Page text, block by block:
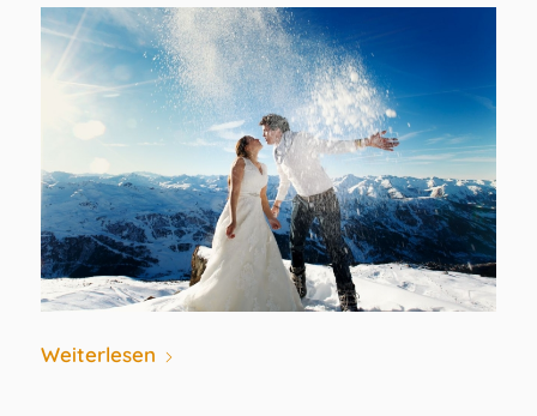
Weiterlesen